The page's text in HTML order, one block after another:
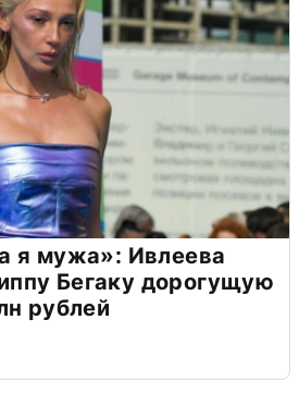
я мужа»: Ивлеева
Бегаку дорогущую
рублей